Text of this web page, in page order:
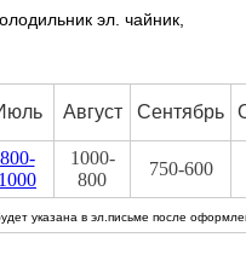
эл. чайник,
Август Сентябрь
800-
1000
1000-
800
750-600
указана в эл.письме после